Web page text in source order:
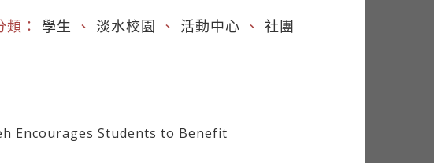
類： 學生 、 淡水校園 、 活動中心 、 社團
Encourages Students to Benefit